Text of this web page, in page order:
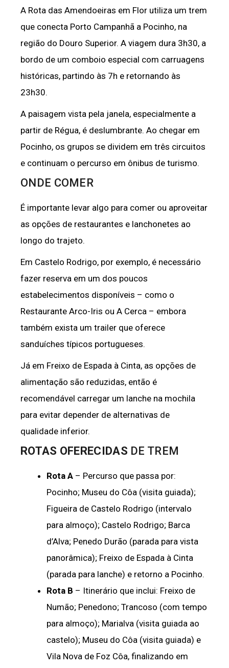
A Rota das Amendoeiras em Flor utiliza um trem
que conecta Porto Campanhã a Pocinho, na
região do Douro Superior. A viagem dura 3h30, a
bordo de um comboio especial com carruagens
históricas, partindo às 7h e retornando às
23h30.
A paisagem vista pela janela, especialmente a
partir de Régua, é deslumbrante. Ao chegar em
Pocinho, os grupos se dividem em três circuitos
e continuam o percurso em ônibus de turismo.
ONDE COMER
É importante levar algo para comer ou aproveitar
as opções de restaurantes e lanchonetes ao
longo do trajeto.
Em Castelo Rodrigo, por exemplo, é necessário
fazer reserva em um dos poucos
estabelecimentos disponíveis – como o
Restaurante Arco-Iris ou A Cerca – embora
também exista um trailer que oferece
sanduíches típicos portugueses.
Já em Freixo de Espada à Cinta, as opções de
alimentação são reduzidas, então é
recomendável carregar um lanche na mochila
para evitar depender de alternativas de
qualidade inferior.
ROTAS OFERECIDAS DE TREM
Rota A – Percurso que passa por:
Pocinho; Museu do Côa (visita guiada);
Figueira de Castelo Rodrigo (intervalo
para almoço); Castelo Rodrigo; Barca
d’Alva; Penedo Durão (parada para vista
panorâmica); Freixo de Espada à Cinta
(parada para lanche) e retorno a Pocinho.
Rota B – Itinerário que inclui: Freixo de
Numão; Penedono; Trancoso (com tempo
para almoço); Marialva (visita guiada ao
castelo); Museu do Côa (visita guiada) e
Vila Nova de Foz Côa, finalizando em